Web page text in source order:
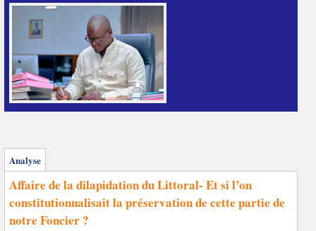
Analyse
Affaire de la dilapidation du Littoral- Et si l’on
constitutionnalisait la préservation de cette partie de
notre Foncier ?